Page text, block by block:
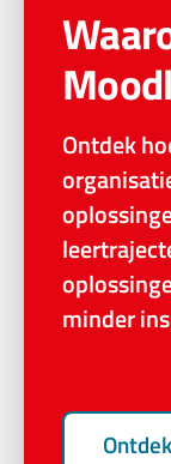
Ontdek
minder